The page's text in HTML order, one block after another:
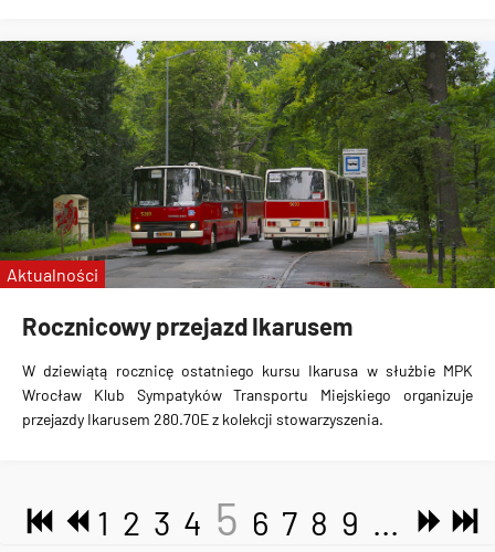
Rocznicowy przejazd Ikarusem
W dziewiątą rocznicę ostatniego kursu Ikarusa w służbie MPK
Wrocław Klub Sympatyków Transportu Miejskiego organizuje
przejazdy Ikarusem 280.70E z kolekcji stowarzyszenia.
Aktualności
1 2 3 4 5 6 7 8 9 ...